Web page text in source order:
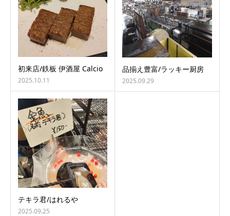
初来店/鉄板 伊酒屋 Calcio
2025.10.11
品揃え豊富/ラッキー厨房
2025.09.29
テキラ君/はれるや
2025.09.25